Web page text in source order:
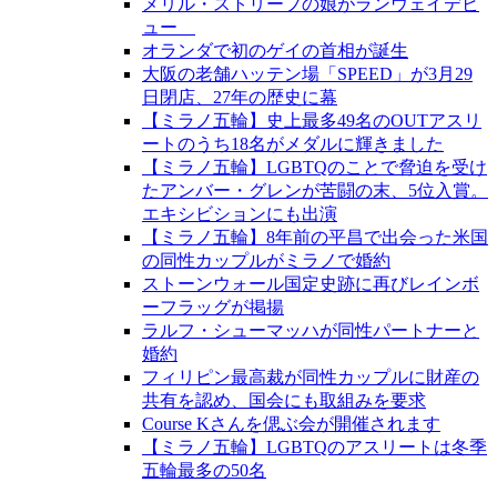
ュー
オランダで初のゲイの首相が誕生
大阪の老舗ハッテン場「SPEED」が3月29
日閉店、27年の歴史に幕
【ミラノ五輪】史上最多49名のOUTアスリ
ートのうち18名がメダルに輝きました
【ミラノ五輪】LGBTQのことで脅迫を受け
たアンバー・グレンが苦闘の末、5位入賞。
エキシビションにも出演
【ミラノ五輪】8年前の平昌で出会った米国
の同性カップルがミラノで婚約
ストーンウォール国定史跡に再びレインボ
ーフラッグが掲揚
ラルフ・シューマッハが同性パートナーと
婚約
フィリピン最高裁が同性カップルに財産の
共有を認め、国会にも取組みを要求
Course Kさんを偲ぶ会が開催されます
【ミラノ五輪】LGBTQのアスリートは冬季
五輪最多の50名